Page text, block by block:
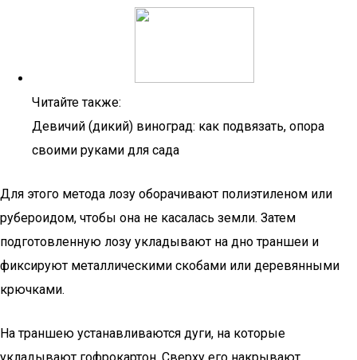
Читайте также:
Девичий (дикий) виноград: как подвязать, опора
своими руками для сада
Для этого метода лозу оборачивают полиэтиленом или
рубероидом, чтобы она не касалась земли. Затем
подготовленную лозу укладывают на дно траншеи и
фиксируют металлическими скобами или деревянными
крючками.
На траншею устанавливаются дуги, на которые